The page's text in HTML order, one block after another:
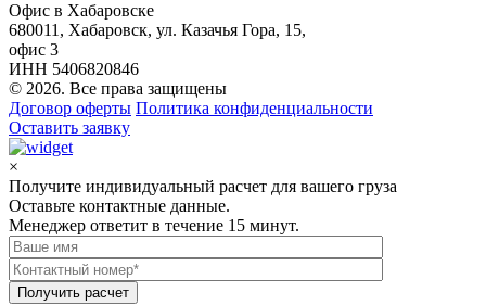
Офис в Хабаровске
680011, Хабаровск, ул. Казачья Гора, 15,
офис 3
ИНН 5406820846
© 2026. Все права защищены
Договор оферты Политика конфиденциальности
Оставить заявку
×
Получите индивидуальный расчет для вашего груза
Оставьте контактные данные.
Менеджер ответит в течение 15 минут.